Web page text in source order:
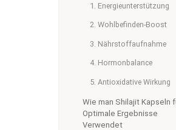
1. Energieunterstützung
2. Wohlbefinden-Boost
3. Nährstoffaufnahme
4. Hormonbalance
5. Antioxidative Wirkung
Wie man Shilajit Kapseln
Optimale Ergebnisse
Verwendet